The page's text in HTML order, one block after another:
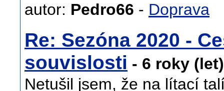
autor: Pedro66 - Doprava
Re: Sezóna 2020 -
souvislosti - 6 roky
Netušil jsem, že na lítací